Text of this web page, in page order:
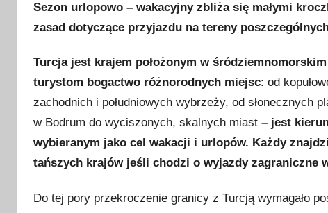
u
b
k
o
w
a
n
1
Sezon urlopowo – wakacyjny zbliża się małymi
zasad dotyczące przyjazdu na tereny
Turcja jest krajem położonym w
turystom bogactwo różnorodnych miejsc: od
zachodnich i południowych wybrzeży, od słonecznych
w Bodrum do wyciszonych, skalnych miast – jest
wybieranym jako cel wakacji i urlopów. Każdy
tańszych krajów jeśli chodzi o wyjazdy zagraniczne
Do tej pory przekroczenie granicy z Turcją wymagało